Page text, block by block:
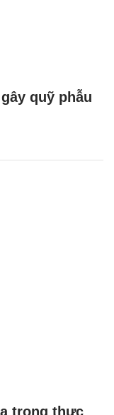
quỹ phẫu
trong thực